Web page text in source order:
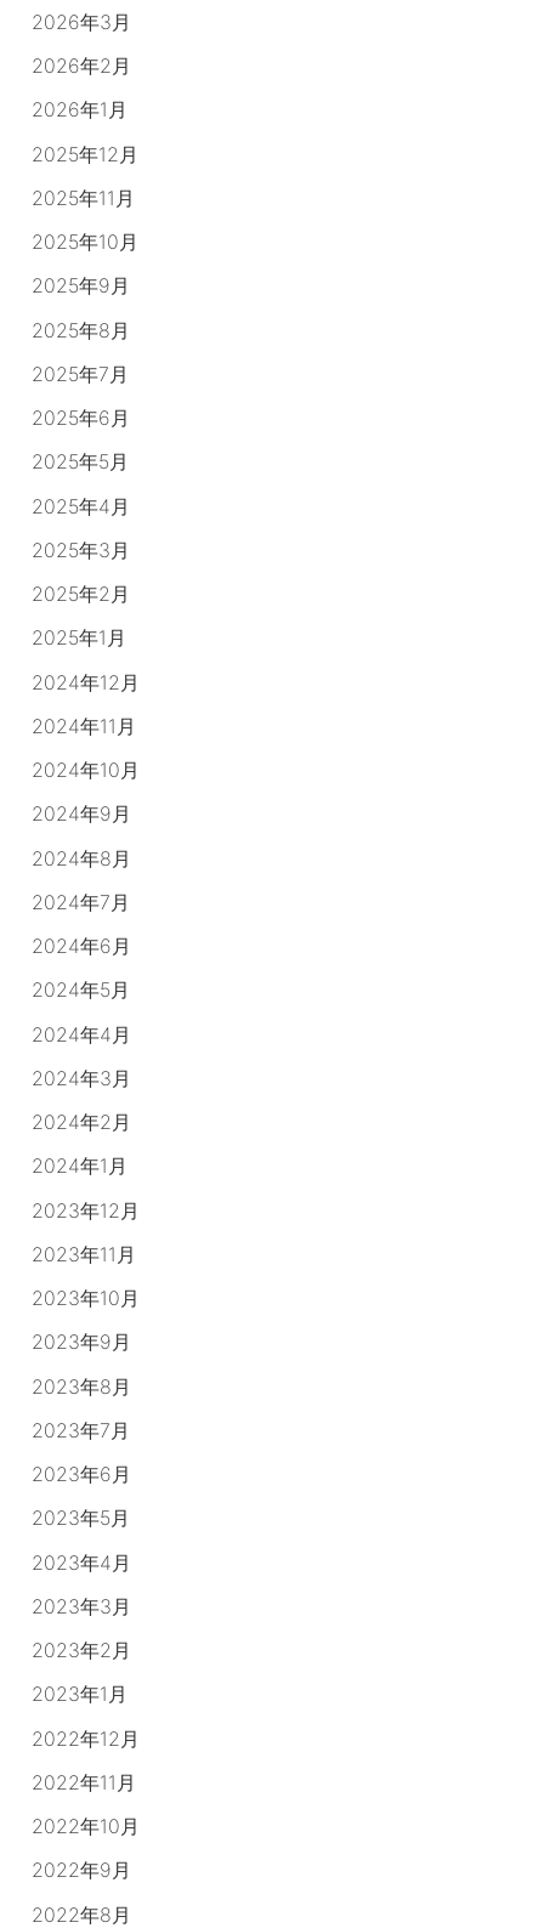
2026年3月
2026年2月
2026年1月
2025年12月
2025年11月
2025年10月
2025年9月
2025年8月
2025年7月
2025年6月
2025年5月
2025年4月
2025年3月
2025年2月
2025年1月
2024年12月
2024年11月
2024年10月
2024年9月
2024年8月
2024年7月
2024年6月
2024年5月
2024年4月
2024年3月
2024年2月
2024年1月
2023年12月
2023年11月
2023年10月
2023年9月
2023年8月
2023年7月
2023年6月
2023年5月
2023年4月
2023年3月
2023年2月
2023年1月
2022年12月
2022年11月
2022年10月
2022年9月
2022年8月